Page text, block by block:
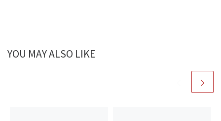
YOU MAY ALSO LIKE